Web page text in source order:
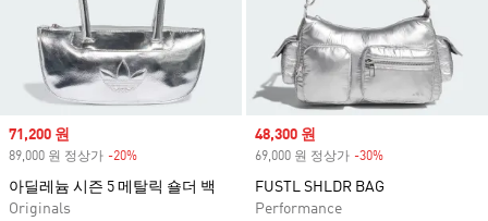
Sale price
71,200 원
89,000 원 정상가 -20%
아딜레늄 시즌 5 메탈릭 숄더 백
Originals
Sale price
48,300 원
69,000 원 정상가 -30%
FUSTL SHLDR BAG
Performance